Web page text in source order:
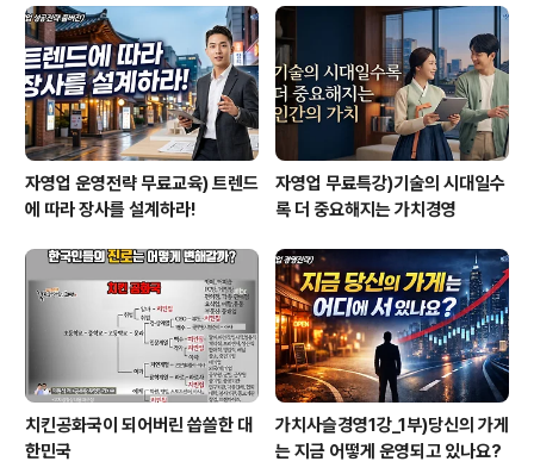
자영업 운영전략 무료교육) 트렌드
에 따라 장사를 설계하라!
자영업 무료특강)기술의 시대일수
록 더 중요해지는 가치경영
치킨공화국이 되어버린 씁쓸한 대
한민국
가치사슬경영1강_1부)당신의 가게
는 지금 어떻게 운영되고 있나요?